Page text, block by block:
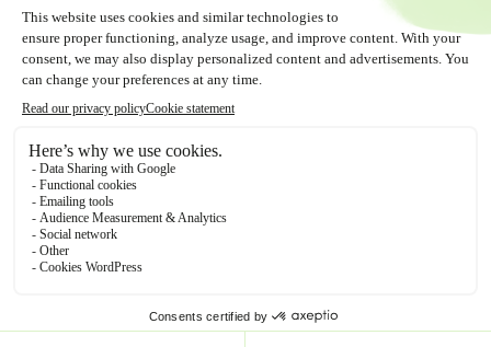
Tout savoir sur
Contact
Suivez-nous !